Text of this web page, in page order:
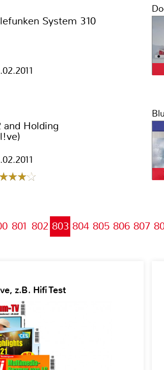
System 310
and Holding
801 802 803 804 805 806 807
z.B. Hifi Test